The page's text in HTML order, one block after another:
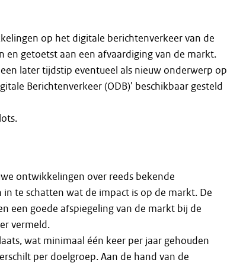
op het digitale berichtenverkeer van de
en getoetst aan een afvaardiging van de markt.
later tijdstip eventueel als nieuw onderwerp op
Berichtenverkeer (ODB)' beschikbaar gesteld
ontwikkelingen over reeds bekende
te schatten wat de impact is op de markt. De
een goede afspiegeling van de markt bij de
vermeld.
wat minimaal één keer per jaar gehouden
per doelgroep. Aan de hand van de